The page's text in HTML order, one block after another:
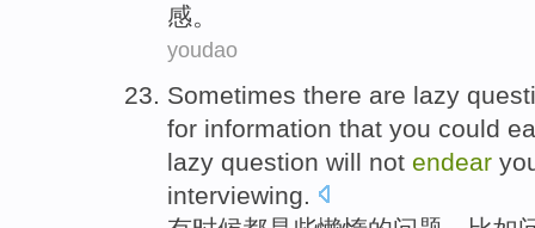
感。
youdao
Sometimes there are lazy
for information that you could
lazy question will not endear
interviewing.